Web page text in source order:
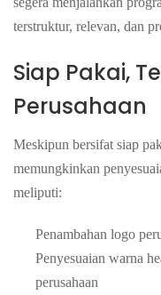
terstruktur, relevan, dan
Siap Pakai,
Perusahaan
Meskipun bersifat siap
memungkinkan
meliputi:
Penambahan logo
Penyesuaian warna
perusahaan